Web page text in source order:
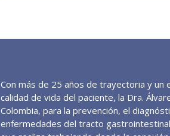
Con más de 25 años de trayectoria y un
calidad de vida del paciente, la Dra.
Colombia, para la prevención, el
enfermedades del tracto